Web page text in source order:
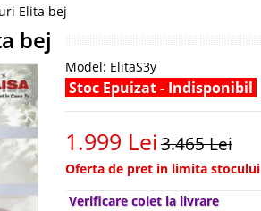
Elita bej
bej
Model: ElitaS3y
Stoc Epuizat - Indisponibil
1.999 Lei3.465 Lei
Oferta de pret in limita stocului
Verificare colet la livrare